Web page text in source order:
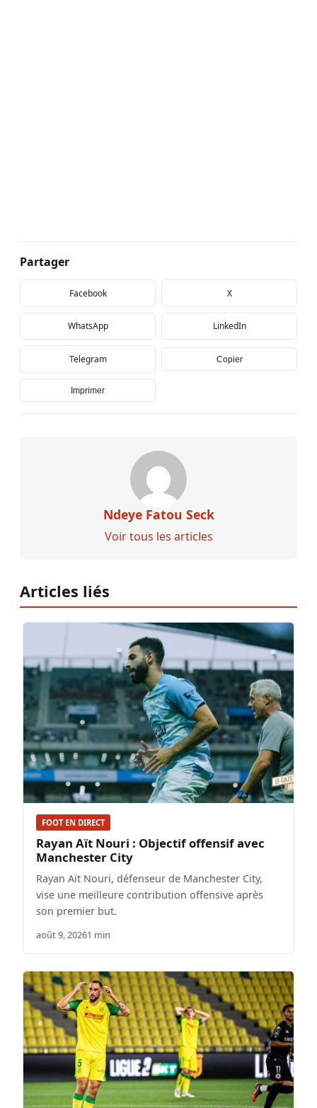
Partager
Facebook X
WhatsApp LinkedIn
Telegram Copier
Imprimer
Ndeye Fatou Seck
Voir tous les articles
Articles liés
FOOT EN DIRECT
Rayan Aït Nouri : Objectif offensif avec
Manchester City
Rayan Aït Nouri, défenseur de Manchester City,
vise une meilleure contribution offensive après
son premier but.
août 9, 20261 min